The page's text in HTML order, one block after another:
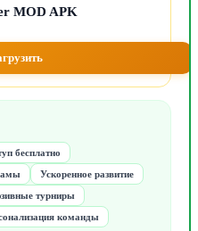
MOD APK
бесплатно
Ускоренное развитие
турниры
команды